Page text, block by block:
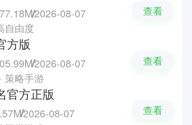
2026-08-07
自由度
查看
方版
2026-08-07
策略手游
查看
官方正版
2026-08-07
查看